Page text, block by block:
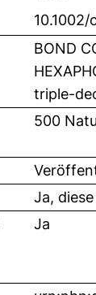
BOND
triple-
500
Ja,
Ja